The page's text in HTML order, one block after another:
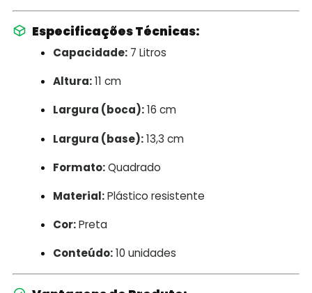
Especificações Técnicas:
Capacidade: 7 Litros
Altura:11 cm
Largura (boca):16 cm
Largura (base):13,3 cm
Formato:Quadrado
Material:Plástico resistente
Cor:Preta
Conteúdo:10 unidades